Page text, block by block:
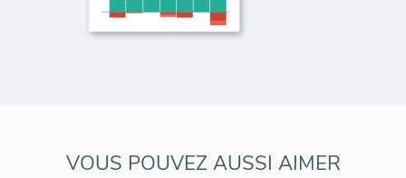
VOUS POUVEZ AUSSI AIMER